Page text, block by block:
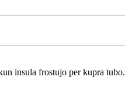
insula frostujo per kupra tubo.